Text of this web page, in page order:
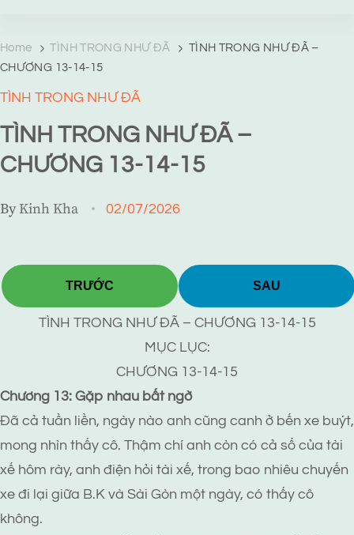
Home TÌNH TRONG NHƯ ĐÃ
TÌNH TRONG NHƯ ĐÃ –
CHƯƠNG 13-14-15
TÌNH TRONG NHƯ ĐÃ
TÌNH TRONG NHƯ ĐÃ –
CHƯƠNG 13-14-15
By Kinh Kha 02/07/2026
TRƯỚC SAU
TÌNH TRONG NHƯ ĐÃ – CHƯƠNG 13-14-15
MỤC LỤC:
CHƯƠNG 13-14-15
Chương 13: Gặp nhau bất ngờ
Đã cả tuần liền, ngày nào anh cũng canh ở bến xe buýt,
mong nhìn thấy cô. Thậm chí anh còn có cả số của tài
xế hôm rày, anh điện hỏi tài xế, trong bao nhiêu chuyến
xe đi lại giữa B.K và Sài Gòn một ngày, có thấy cô
không.